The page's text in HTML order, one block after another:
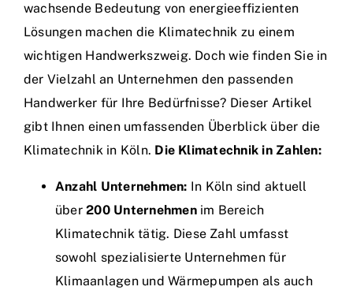
wachsende Bedeutung von energieeffizienten
Lösungen machen die Klimatechnik zu einem
wichtigen Handwerkszweig. Doch wie finden Sie in
der Vielzahl an Unternehmen den passenden
Handwerker für Ihre Bedürfnisse? Dieser Artikel
gibt Ihnen einen umfassenden Überblick über die
Klimatechnik in Köln. Die Klimatechnik in Zahlen:
Anzahl Unternehmen: In Köln sind aktuell
über200 Unternehmenim Bereich
Klimatechnik tätig. Diese Zahl umfasst
sowohl spezialisierte Unternehmen für
Klimaanlagen und Wärmepumpen als auch